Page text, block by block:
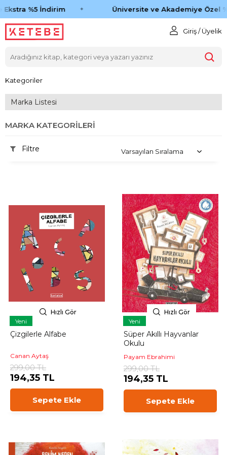
%5 İndirim Üniversite ve Akademiye Özel
Giriş / Üyelik
Kategoriler
Marka Listesi
MARKA KATEGORILERI
Filtre
Hızlı Gör
Yeni
Çizgilerle Alfabe
Canan Aytaş
299,00 TL
194,35 TL
Sepete Ekle
Hızlı Gör
Yeni
Süper Akıllı Hayvanlar
Okulu
Payam Ebrahimi
299,00 TL
194,35 TL
Sepete Ekle